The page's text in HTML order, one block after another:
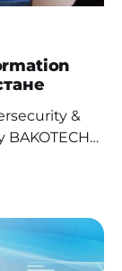
&
из
Алматы и